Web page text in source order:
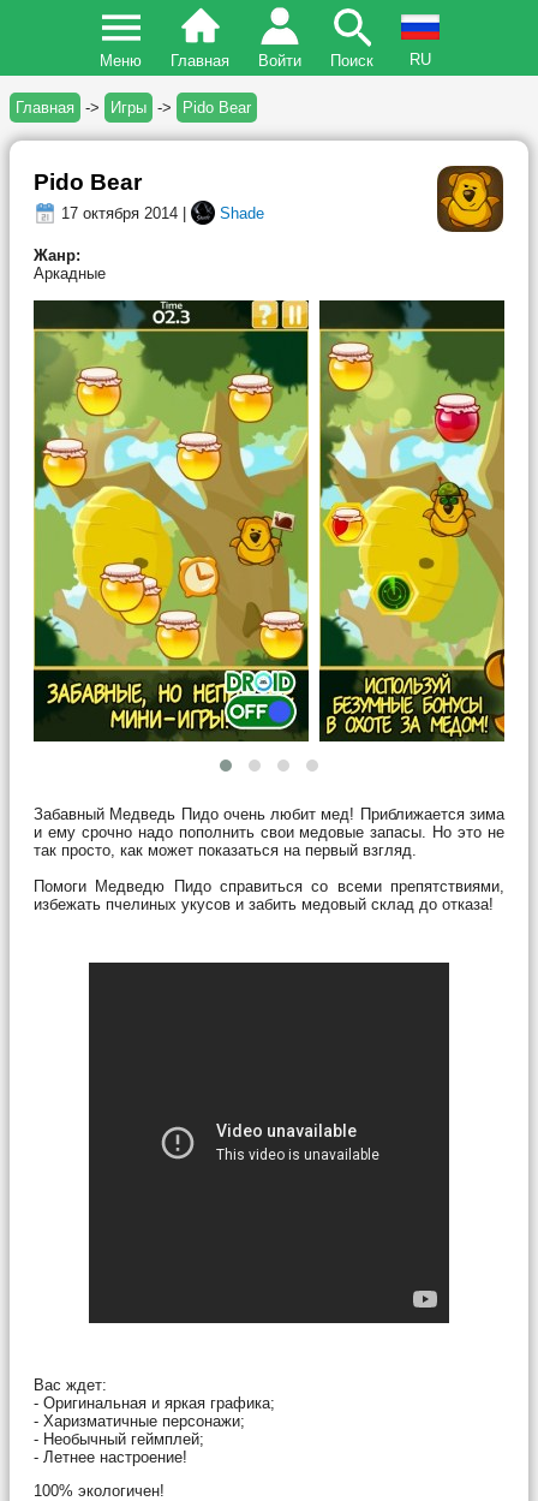
Меню Главная Войти Поиск RU
Главная -> Игры -> Pido Bear
Pido Bear
17 октября 2014 | Shade
Жанр:
Аркадные
Забавный Медведь Пидо очень любит мед! Приближается зима
и ему срочно надо пополнить свои медовые запасы. Но это не
так просто, как может показаться на первый взгляд.
Помоги Медведю Пидо справиться со всеми препятствиями,
избежать пчелиных укусов и забить медовый склад до отказа!
Вас ждет:
- Оригинальная и яркая графика;
- Харизматичные персонажи;
- Необычный геймплей;
- Летнее настроение!
100% экологичен!